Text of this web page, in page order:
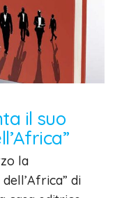
il suo
la
di